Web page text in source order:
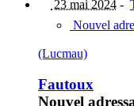
23 mai 2024 -
Nouvel
(Lucmau)
Fautoux
Nouvel